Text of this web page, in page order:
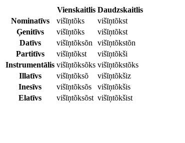
Vienskaitlis Daudzskaitlis
Nominatīvs
višīņtõks
višīņtõkst
Ģenitīvs
višīņtõks
višīņtõkst
Datīvs
višīņtõksõn
višīņtõkstõn
Partitīvs
višīņtõkst
višīņtõkši
Instrumentālis višīņtõksõks višīņtõkstõks
Illatīvs
višīņtõksõ
višīņtõkšiz
Inesīvs
višīņtõksõs
višīņtõkšis
Elatīvs
višīņtõksõst višīņtõkšist